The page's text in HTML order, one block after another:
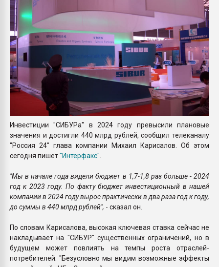
Инвестиции "СИБУРа" в 2024 году превысили плановые
значения и достигли 440 млрд рублей, сообщил телеканалу
"Россия 24" глава компании Михаил Карисалов. Об этом
сегодня пишет"Интерфакс"
"Мы в начале года видели бюджет в 1,7-1,8 раз больше - 2024
год к 2023 году. По факту бюджет инвестиционный в нашей
компании в 2024 году вырос практически в два раза год к году,
до суммы в 440 млрд рублей", - сказал он.
По словам Карисалова, высокая ключевая ставка сейчас не
накладывает на "СИБУР" существенных ограничений, но в
будущем может повлиять на темпы роста отраслей-
потребителей: "Безусловно мы видим возможные эффекты